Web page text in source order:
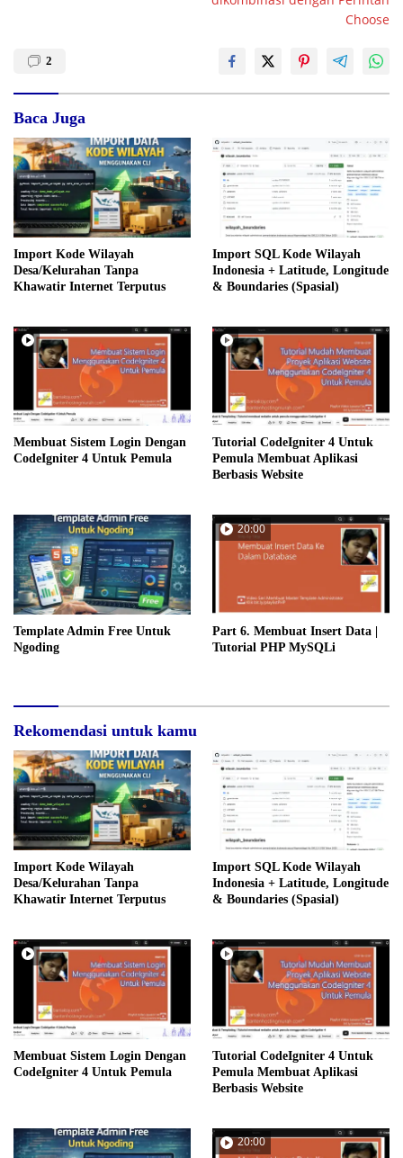
Choose
2
Baca Juga
Import Kode Wilayah
Desa/Kelurahan Tanpa
Khawatir Internet Terputus
Import SQL Kode Wilayah
Indonesia + Latitude, Longitude
& Boundaries (Spasial)
Membuat Sistem Login Dengan
CodeIgniter 4 Untuk Pemula
Tutorial CodeIgniter 4 Untuk
Pemula Membuat Aplikasi
Berbasis Website
Template Admin Free Untuk
Ngoding
20:00
Part 6. Membuat Insert Data |
Tutorial PHP MySQLi
Rekomendasi untuk kamu
Import Kode Wilayah
Desa/Kelurahan Tanpa
Khawatir Internet Terputus
Import SQL Kode Wilayah
Indonesia + Latitude, Longitude
& Boundaries (Spasial)
Membuat Sistem Login Dengan
CodeIgniter 4 Untuk Pemula
Tutorial CodeIgniter 4 Untuk
Pemula Membuat Aplikasi
Berbasis Website
20:00